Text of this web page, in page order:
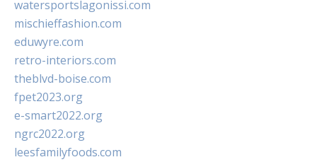
watersportslagonissi.com
mischieffashion.com
eduwyre.com
retro-interiors.com
theblvd-boise.com
fpet2023.org
e-smart2022.org
ngrc2022.org
leesfamilyfoods.com